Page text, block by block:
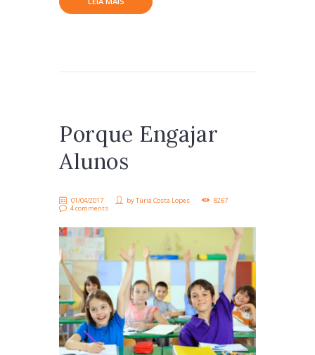
Porque Engajar
Alunos
01/04/2017 byTúria Costa Lopes
8267
4 comments